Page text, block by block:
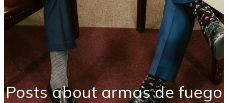
Posts about armas de fuego